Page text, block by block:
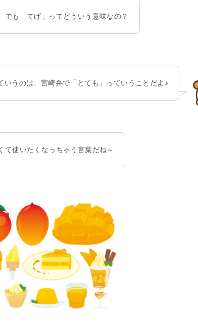
でも「てげ」ってどういう意味なの？
いうのは、宮崎弁で「とても」っていうことだよ♪
て使いたくなっちゃう言葉だね～